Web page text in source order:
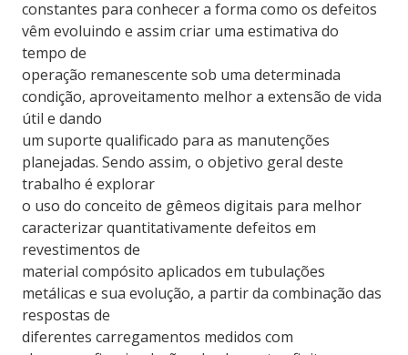
constantes para conhecer a forma como os defeitos
vêm evoluindo e assim criar uma estimativa do
tempo de
operação remanescente sob uma determinada
condição, aproveitamento melhor a extensão de vida
útil e dando
um suporte qualificado para as manutenções
planejadas. Sendo assim, o objetivo geral deste
trabalho é explorar
o uso do conceito de gêmeos digitais para melhor
caracterizar quantitativamente defeitos em
revestimentos de
material compósito aplicados em tubulações
metálicas e sua evolução, a partir da combinação das
respostas de
diferentes carregamentos medidos com